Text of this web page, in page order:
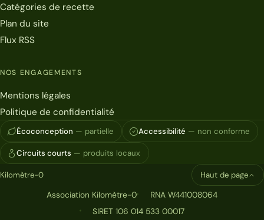
Catégories de recette
Plan du site
Flux RSS
NOS ENGAGEMENTS
Mentions légales
Politique de confidentialité
Écoconception — partielle Accessibilité — non conforme
Circuits courts — produits locaux
Kilomètre-0
Association Kilomètre-0
RNA W441008064
SIRET 106 014 533 00017
Haut de page